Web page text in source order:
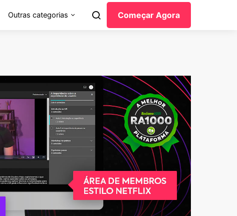
Outras categorias Começar Agora